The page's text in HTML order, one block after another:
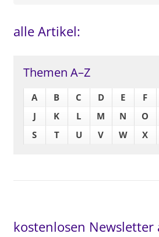
alle Artikel:
Themen A–Z
A B C D E F
J
K L M N O
S
T U V W X
kostenlosen Newsletter